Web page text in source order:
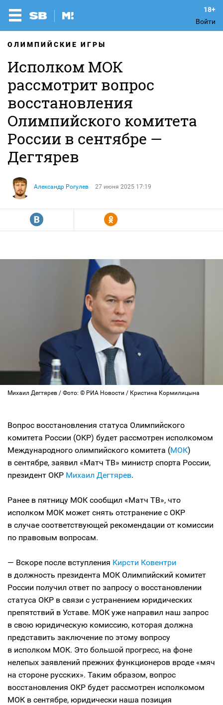
Войти
ОЛИМПИЙСКИЕ ИГРЫ
Исполком МОК
рассмотрит вопрос
восстановления
Олимпийского комитета
России в сентябре —
Дегтярев
Александр Рогулев 27 июня 2025 17:19
R Y
Михаил Дегтярев / Фото: © РИА Новости / Кристина Кормилицына
Вопрос восстановления статуса Олимпийского
комитета России (ОКР) будет рассмотрен исполкомом
Международного олимпийского комитета (МОК)
в сентябре, заявил «Матч ТВ» министр спорта России,
президент ОКР Михаил Дегтярев.
Ранее в пятницу МОК сообщил «Матч ТВ», что
исполком МОК может снять отстранение с ОКР
в случае соответствующей рекомендации от комиссии
по правовым вопросам.
— Вскоре после вступления Кирсти Ковентри
в должность президента МОК Олимпийский комитет
России получил ответ по запросу о восстановлении
статуса ОКР в связи с устранением юридических
препятствий в Уставе. МОК уже направил наш запрос
в свою юридическую комиссию, которая должна
представить заключение по этому вопросу
в исполком МОК. Это большой прогресс, на фоне
нелепых заявлений прежних функционеров вроде «мяч
на стороне русских». Таким образом, вопрос
восстановления ОКР будет рассмотрен исполкомом
МОК в сентябре, юридически наша позиция